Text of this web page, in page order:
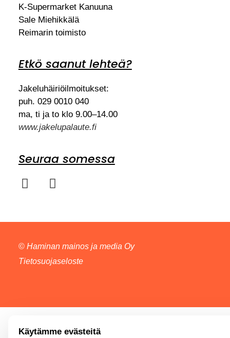
K-Supermarket Kanuuna
Sale Miehikkälä
Reimarin toimisto
Etkö saanut lehteä?
Jakeluhäiriöilmoitukset:
puh. 029 0010 040
ma, ti ja to klo 9.00–14.00
www.jakelupalaute.fi
Seuraa somessa
© Haminan mainos ja media Oy
Tietosuojaseloste
Käytämme evästeitä